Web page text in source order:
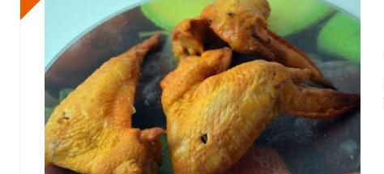
11.2 мкг
Кобальт 18.5 мкг
Литий 4.2 мкг
Марганец 2.1 мкг
Медь